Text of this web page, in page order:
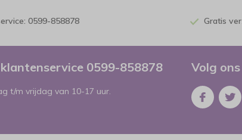
0599-858878 Gratis
0599-858878
t/m vrijdag van 10-17 uur.
Volg ons